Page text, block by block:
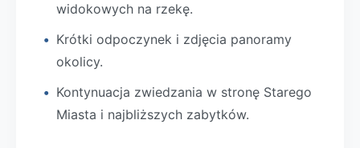
widokowych na rzekę.
Krótki odpoczynek i zdjęcia panoramy
okolicy.
Kontynuacja zwiedzania w stronę Starego
Miasta i najbliższych zabytków.